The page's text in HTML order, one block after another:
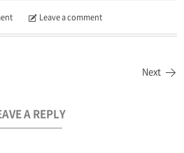
Leave a comment
Next
A REPLY